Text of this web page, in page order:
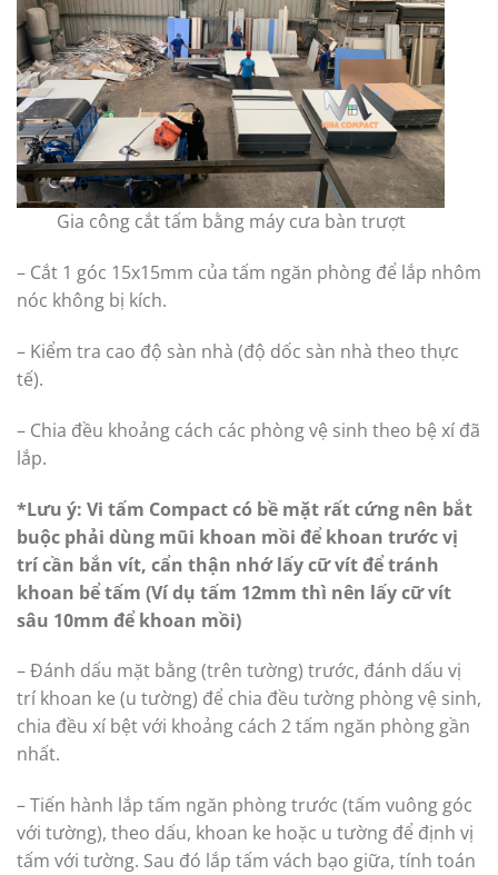
Gia công cắt tấm bằng máy cưa bàn trượt
– Cắt 1 góc 15x15mm của tấm ngăn phòng để lắp nhôm
nóc không bị kích.
– Kiểm tra cao độ sàn nhà (độ dốc sàn nhà theo thực
tế).
– Chia đều khoảng cách các phòng vệ sinh theo bệ xí đã
lắp.
*Lưu ý: Vi tấm Compact có bề mặt rất cứng nên bắt
buộc phải dùng mũi khoan mồi để khoan trước vị
trí cần bắn vít, cẩn thận nhớ lấy cữ vít để tránh
khoan bể tấm (Ví dụ tấm 12mm thì nên lấy cữ vít
sâu 10mm để khoan mồi)
– Đánh dấu mặt bằng (trên tường) trước, đánh dấu vị
trí khoan ke (u tường) để chia đều tường phòng vệ sinh,
chia đều xí bệt với khoảng cách 2 tấm ngăn phòng gần
nhất.
– Tiến hành lắp tấm ngăn phòng trước (tấm vuông góc
với tường), theo dấu, khoan ke hoặc u tường để định vị
tấm với tường. Sau đó lắp tấm vách bạo giữa, tính toán